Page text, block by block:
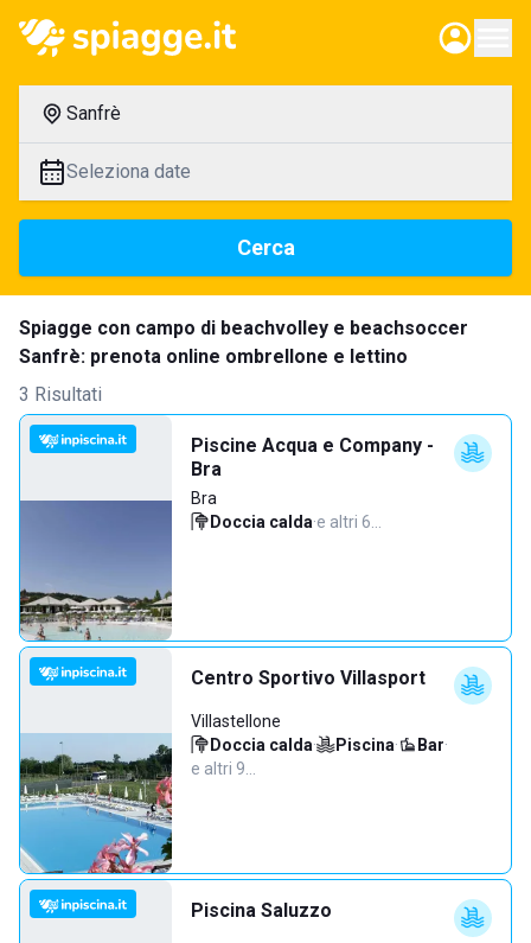
Sanfrè
Seleziona date
Cerca
Spiagge con campo di beachvolley e beachsoccer
Sanfrè: prenota online ombrellone e lettino
3 Risultati
Piscine Acqua e Company -
Bra
Bra
Doccia calda·e altri 6…
Centro Sportivo Villasport
Villastellone
Doccia calda· Piscina· Bar·
e altri 9…
Piscina Saluzzo